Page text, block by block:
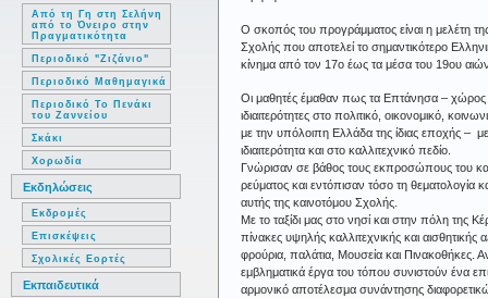
Από τη Γη στη Σελήνη
από το Όνειρο στην
Πραγματικότητα
Περιοδικό "Ζιζάνιο"
Περιοδικό Μαθημαγικά
Περιοδικό Το Πενάκι
του Ζαννείου
Σκάκι
Χορωδία
Εκδηλώσεις
Εκδρομές
Επισκέψεις
Σχολικές Εορτές
Εκπαιδευτικά
Ο σκοπός του προγράμματος είναι η μελέτη
Σχολής που αποτελεί το σημαντικότερο
κίνημα από τον 17ο έως τα μέσα του 19ου
Οι μαθητές έμαθαν πως τα Επτάνησα – χώρος
ιδιαιτερότητες στο πολιτικό, οικονομικό,
με την υπόλοιπη Ελλάδα της ίδιας εποχής –
ιδιαιτερότητα και στο καλλιτεχνικό πεδίο.
Γνώρισαν σε βάθος τους εκπροσώπους του
ρεύματος και εντόπισαν τόσο τη θεματολογία
αυτής της καινοτόμου Σχολής.
Με το ταξίδι μας στο νησί και στην πόλη της
πίνακες υψηλής καλλιτεχνικής και αισθητικής
φρούρια, παλάτια, Μουσεία και Πινακοθήκες.
εμβληματικά έργα του τόπου συνιστούν ένα
αρμονικό αποτέλεσμα συνάντησης